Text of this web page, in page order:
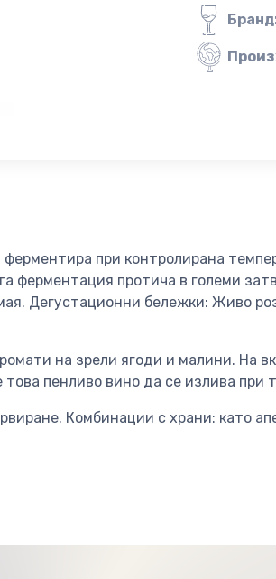
при контролирана
ферментация протича в големи
Дегустационни бележки: Живо
на зрели ягоди и малини. На
пенливо вино да се излива при
Комбинации с храни: като